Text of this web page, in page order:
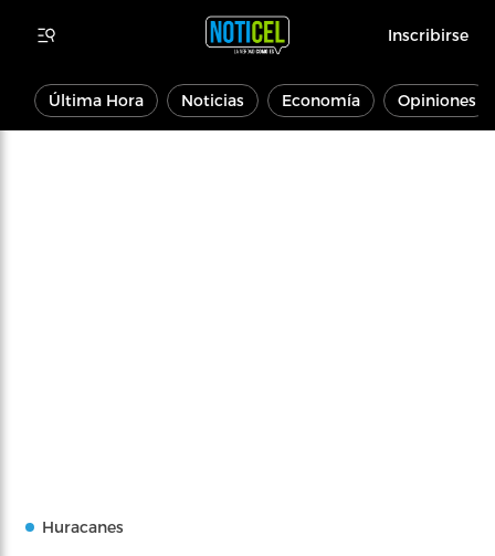
Inscribirse
Última Hora Noticias Economía Opiniones
Huracanes